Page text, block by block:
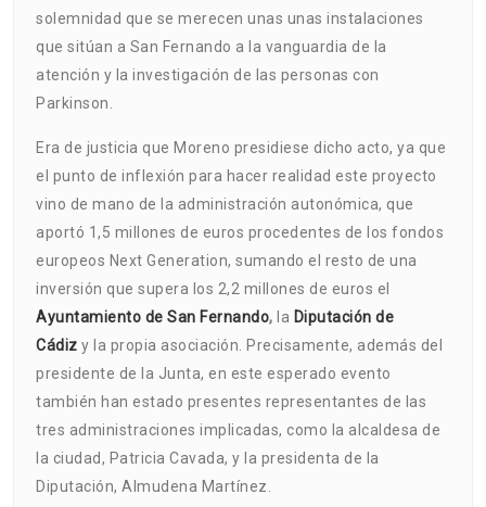
solemnidad que se merecen unas unas instalaciones
que sitúan a San Fernando a la vanguardia de la
atención y la investigación de las personas con
Parkinson.
Era de justicia que Moreno presidiese dicho acto, ya que
el punto de inflexión para hacer realidad este proyecto
vino de mano de la administración autonómica, que
aportó 1,5 millones de euros procedentes de los fondos
europeos Next Generation, sumando el resto de una
inversión que supera los 2,2 millones de euros el
Ayuntamiento de San Fernando, la Diputación de
Cádiz y la propia asociación. Precisamente, además del
presidente de la Junta, en este esperado evento
también han estado presentes representantes de las
tres administraciones implicadas, como la alcaldesa de
la ciudad, Patricia Cavada, y la presidenta de la
Diputación, Almudena Martínez.